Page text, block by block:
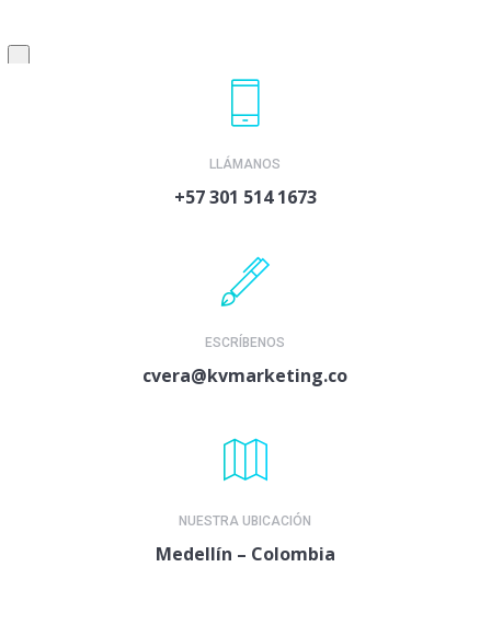
LLÁMANOS
+57 301 514 1673
ESCRÍBENOS
cvera@kvmarketing.co
NUESTRA UBICACIÓN
Medellín – Colombia